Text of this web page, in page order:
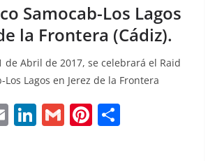
Samocab-Los Lagos
la Frontera (Cádiz).
de Abril de 2017, se celebrará el Raid
Los Lagos en Jerez de la Frontera
E Li G Pi